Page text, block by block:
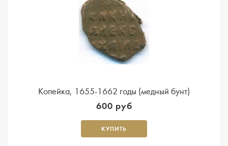
Копейка, 1655-1662 годы (медный бунт)
600 руб
КУПИТЬ